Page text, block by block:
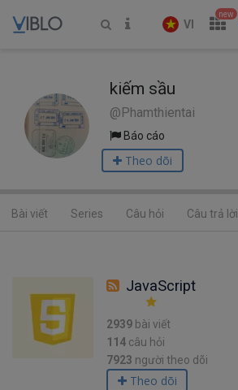
VI
new
kiếm sầu
@Phamthientai
Báo cáo
Theo dõi
Bài viết Series Câu hỏi Câu trả lời
JavaScript
2939 bài viết
114 câu hỏi
7923 người theo dõi
Theo dõi